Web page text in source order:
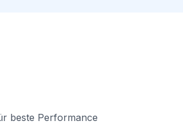
beste Performance